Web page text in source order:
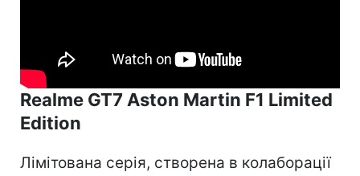
Realme GT7 Aston Martin F1 Limited
Edition
Лімітована серія, створена в колаборації